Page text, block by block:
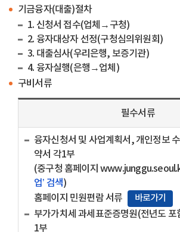
기금융자(대출)절차
1. 신청서 접수(업체→구청)
2. 융자대상자 선정(구청심의위원회)
3. 대출심사(우리은행, 보증기관)
4. 융자실행(은행→업체)
구비서류
필수서류
융자신청서 및 사업계획서, 개인정보
약서 각1부
(중구청 홈페이지
업’ 검색)
홈페이지 민원편람 서류
바로가기
부가가치세 과세표준증명원(전년도 포
1부